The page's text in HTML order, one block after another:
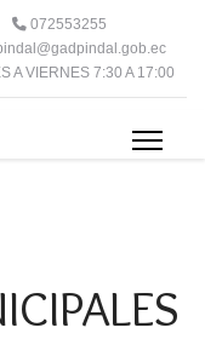
072553255
A VIERNES 7:30 A 17:00